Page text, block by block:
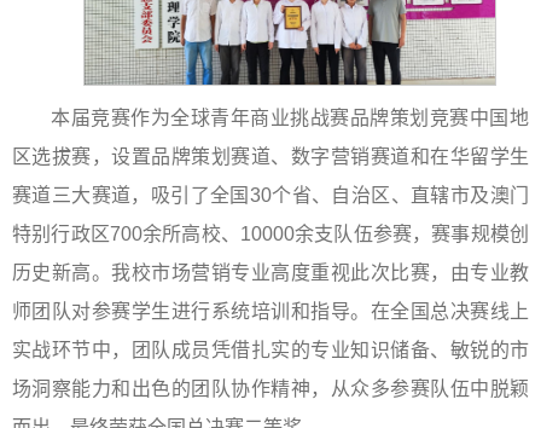
本届竞赛作为全球青年商业挑战赛品牌策划竞赛中国地
区选拔赛，设置品牌策划赛道、数字营销赛道和在华留学生
赛道三大赛道，吸引了全国30个省、自治区、直辖市及澳门
特别行政区700余所高校、10000余支队伍参赛，赛事规模创
历史新高。我校市场营销专业高度重视此次比赛，由专业教
师团队对参赛学生进行系统培训和指导。在全国总决赛线上
实战环节中，团队成员凭借扎实的专业知识储备、敏锐的市
场洞察能力和出色的团队协作精神，从众多参赛队伍中脱颖